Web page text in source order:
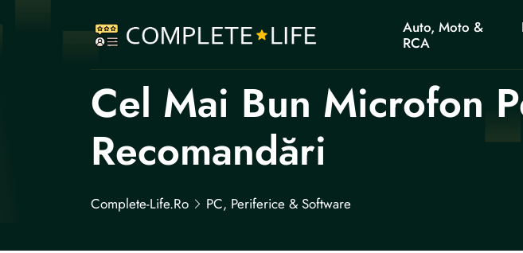
Auto, Moto &
RCA
Cel Mai Bun Microfon
Recomandări
Complete-Life.ro PC, Periferice & Software